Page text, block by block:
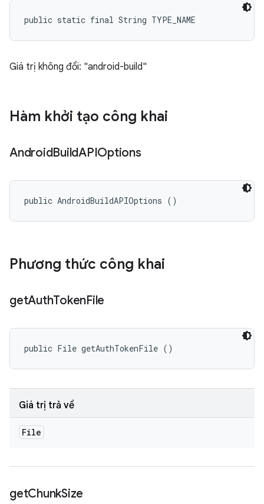
public static final String TYPE_NAME
Giá trị không đổi: "android-build"
Hàm khởi tạo công khai
AndroidBuildAPIOptions
public AndroidBuildAPIOptions ()
Phương thức công khai
getAuthTokenFile
public File getAuthTokenFile ()
Giá trị trả về
File
getChunkSize